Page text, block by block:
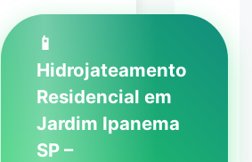
📱
Hidrojateamento
Residencial em
Jardim Ipanema
SP –